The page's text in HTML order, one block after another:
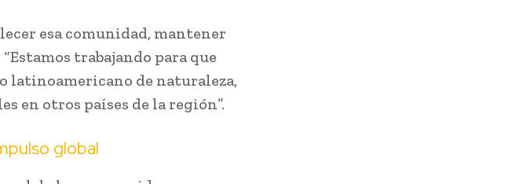
esa comunidad, mantener
trabajando para que
latinoamericano de naturaleza,
en otros países de la región”.
global